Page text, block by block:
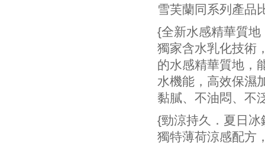
雪芙蘭同系列產品
{全新水感精華質
獨家含水乳化技術
的水感精華質地，
水機能，高效保濕
黏膩、不油悶、不
{勁涼持久．夏日冰
獨特薄荷涼感配方